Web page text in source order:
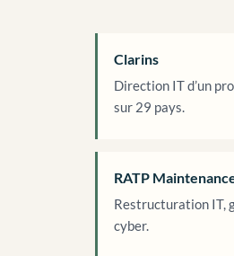
Clarins
Direction IT d’un
sur 29 pays.
RATP
Restructuration IT,
cyber.